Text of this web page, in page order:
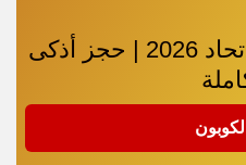
كوبون خصم طيران الاتحاد 2026 | حجز أذكى